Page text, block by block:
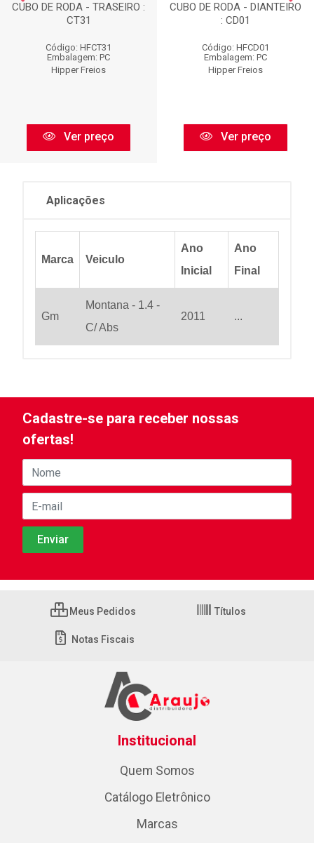
CUBO DE RODA - TRASEIRO :
CT31
Código: HFCT31
Embalagem: PC
Hipper Freios
Ver preço
CUBO DE RODA - DIANTEIRO
: CD01
Código: HFCD01
Embalagem: PC
Hipper Freios
Ver preço
Aplicações
Marca Veiculo
Ano
Inicial
Ano
Final
Gm
Montana - 1.4 -
C/ Abs
2011 ...
Cadastre-se para receber nossas
ofertas!
Meus Pedidos Títulos
Notas Fiscais
Institucional
Quem Somos
Catálogo Eletrônico
Marcas